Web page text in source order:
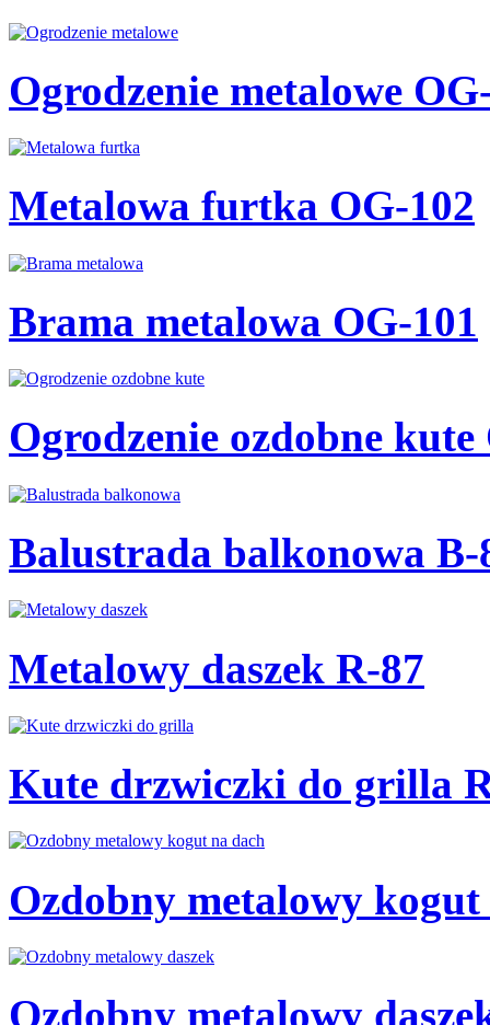
Ogrodzenie metalowe
Metalowa furtka OG-102
Brama metalowa OG-101
Ogrodzenie ozdobne kute
Balustrada balkonowa B-
Metalowy daszek R-87
Kute drzwiczki do grilla
Ozdobny metalowy
Ozdobny metalowy